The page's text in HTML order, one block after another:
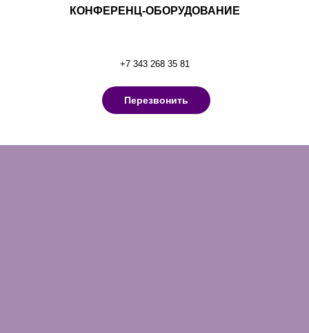
КОНФЕРЕНЦ-ОБОРУДОВАНИЕ
+7 343 268 35 81
Перезвонить